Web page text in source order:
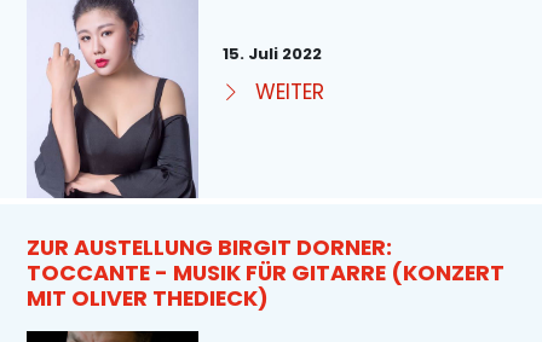
15. Juli 2022
WEITER
ZUR AUSTELLUNG BIRGIT DORNER:
TOCCANTE - MUSIK FÜR GITARRE (KONZERT
MIT OLIVER THEDIECK)